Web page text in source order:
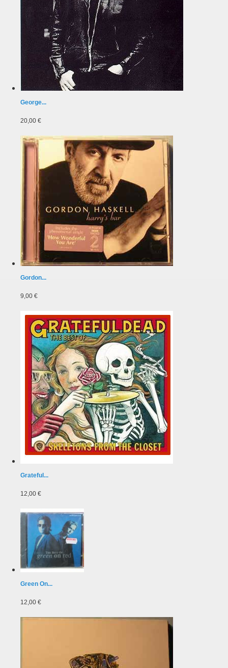
George...
20,00 €
Gordon...
9,00 €
Grateful...
12,00 €
Green On...
12,00 €